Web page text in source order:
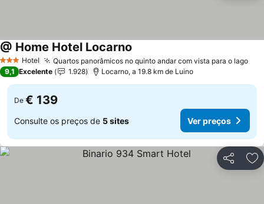
3 EstrelasHotel Quartos panorâmicos no quinto andar com vista para o lago
@ Home Hotel Locarno
9,1 Excelente 1.928 Locarno, a 19.8 km de Luino
De € 139
Consulte os preços de 5 sites Ver preços
Partilhar